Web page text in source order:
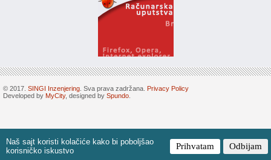
Naš sajt koristi kolačiće kako bi poboljšao
korisničko iskustvo
Prihvatam Odbijam
© 2017. SINGI Inzenjering . Sva prava zadržana. Privacy Policy
Developed by MyCity, designed by Spundo